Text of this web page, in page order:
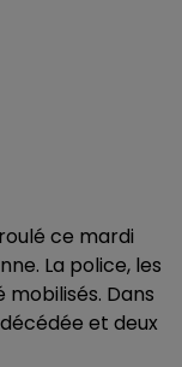
ce mardi
La police, les
mobilisés. Dans
et deux